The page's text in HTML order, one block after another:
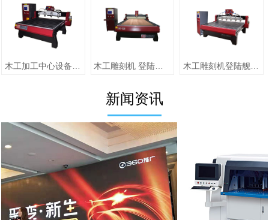
木工雕刻机登陆舰系列 ZMD-1618A
新闻资讯